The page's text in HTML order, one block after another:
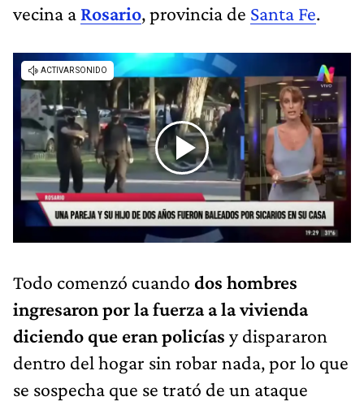
vecina a Rosario, provincia de Santa Fe.
Todo comenzó cuando dos hombres
ingresaron por la fuerza a la vivienda
diciendo que eran policías y dispararon
dentro del hogar sin robar nada, por lo que
se sospecha que se trató de un ataque